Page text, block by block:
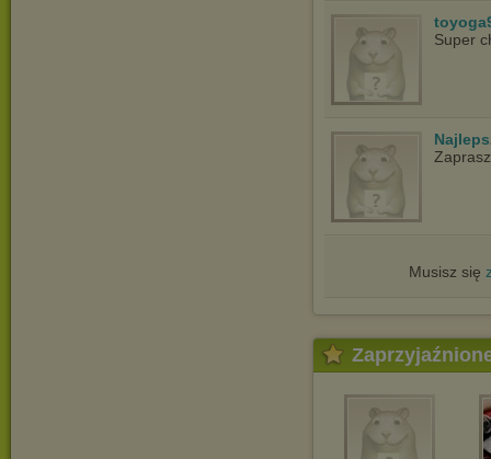
Super
Musisz się